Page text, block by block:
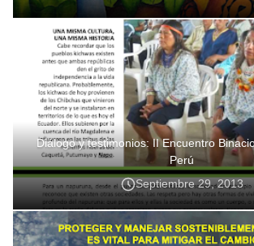
Diálogo y testimonios: II Encuentro
Perú
Septiembre 29, 2013